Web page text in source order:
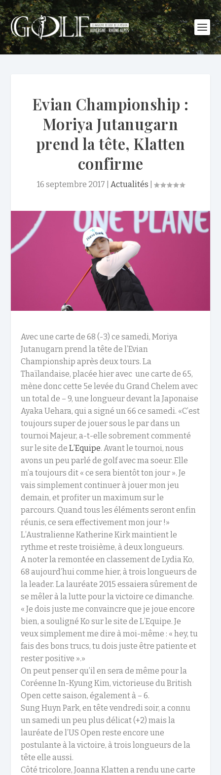
Evian Championship :
Moriya Jutanugarn
prend la tête, Klatten
confirme
16 septembre 2017 Actualités
Avec une carte de 68 (-3) ce samedi, Moriya
Jutanugarn prend la tête de l’Evian
Championship après deux tours. La
Thaïlandaise, placée hier avec une carte de 65,
mène donc cette 5e levée du Grand Chelem avec
un total de – 9, une longueur devant la Japonaise
Ayaka Uehara, qui a signé un 66 ce samedi. «C’est
toujours super de jouer sous le par dans un
tournoi Majeur, a-t-elle sobrement commenté
sur le site deL’Equipe. Avant le tournoi, nous
avons un peu parlé de golf avec ma soeur. Elle
m’a toujours dit « ce sera bientôt ton jour ». Je
vais simplement continuer à jouer mon jeu
demain, et profiter un maximum sur le
parcours. Quand tous les éléments seront enfin
réunis, ce sera effectivement mon jour !»
L’Australienne Katherine Kirk maintient le
rythme et reste troisième, à deux longueurs.
A noter la remontée en classement de Lydia Ko,
68 aujourd’hui comme hier, à trois longueurs de
la leader. La lauréate 2015 essaiera sûrement de
se mêler à la lutte pour la victoire ce dimanche.
« Je dois juste me convaincre que je joue encore
bien, a souligné Ko sur le site de L’Equipe. Je
veux simplement me dire à moi-même : « hey, tu
fais des bons trucs, tu dois juste être patiente et
rester positive ».»
On peut penser qu’il en sera de même pour la
Coréenne In-Kyung Kim, victorieuse du British
Open cette saison, également à – 6.
Sung Huyn Park, en tête vendredi soir, a connu
un samedi un peu plus délicat (+2) mais la
lauréate de l’US Open reste encore une
postulante à la victoire, à trois longueurs de la
tête elle aussi.
Côté tricolore, Joanna Klatten a rendu une carte